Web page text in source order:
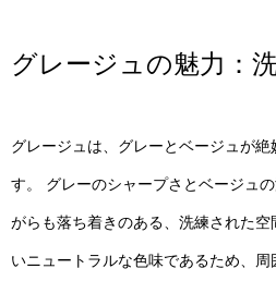
グレージュの魅力：
グレージュは、グレーとベージュが
す。 グレーのシャープさとベージュ
がらも落ち着きのある、洗練された
いニュートラルな色味であるため、